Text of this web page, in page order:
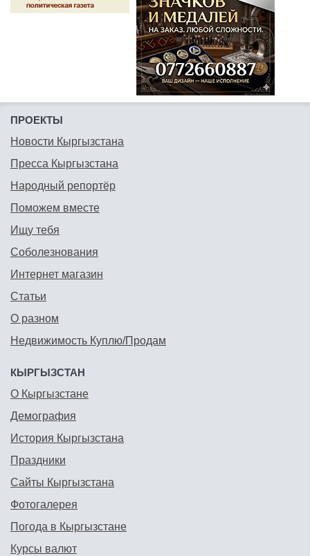
ПРОЕКТЫ
Новости Кыргызстана
Пресса Кыргызстана
Народный репортёр
Поможем вместе
Ищу тебя
Соболезнования
Интернет магазин
Статьи
О разном
Недвижимость Куплю/Продам
КЫРГЫЗСТАН
О Кыргызстане
Демография
История Кыргызстана
Праздники
Сайты Кыргызстана
Фотогалерея
Погода в Кыргызстане
Курсы валют